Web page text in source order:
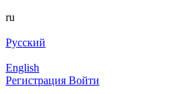
ru
Русский
English
Регистрация Войти